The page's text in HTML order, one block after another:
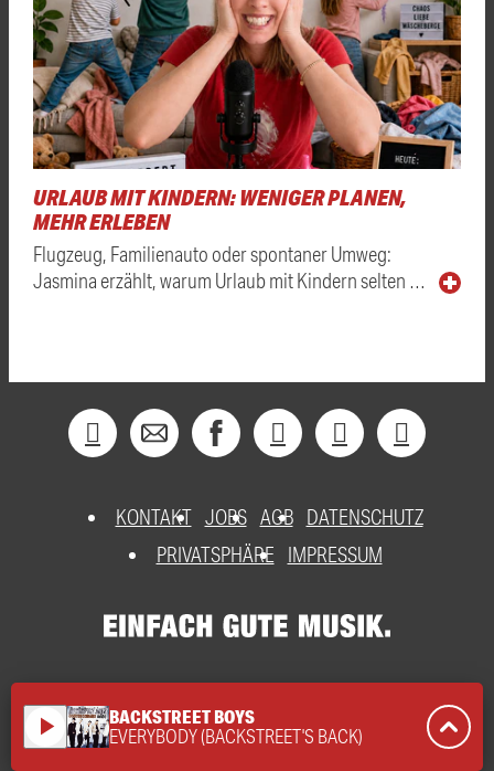
URLAUB MIT KINDERN: WENIGER PLANEN,
MEHR ERLEBEN
Flugzeug, Familienauto oder spontaner Umweg:
Jasmina erzählt, warum Urlaub mit Kindern selten …
KONTAKT JOBS AGB DATENSCHUTZ
PRIVATSPHÄRE
IMPRESSUM
play_arrow BACKSTREET BOYS
EVERYBODY (BACKSTREET'S BACK)